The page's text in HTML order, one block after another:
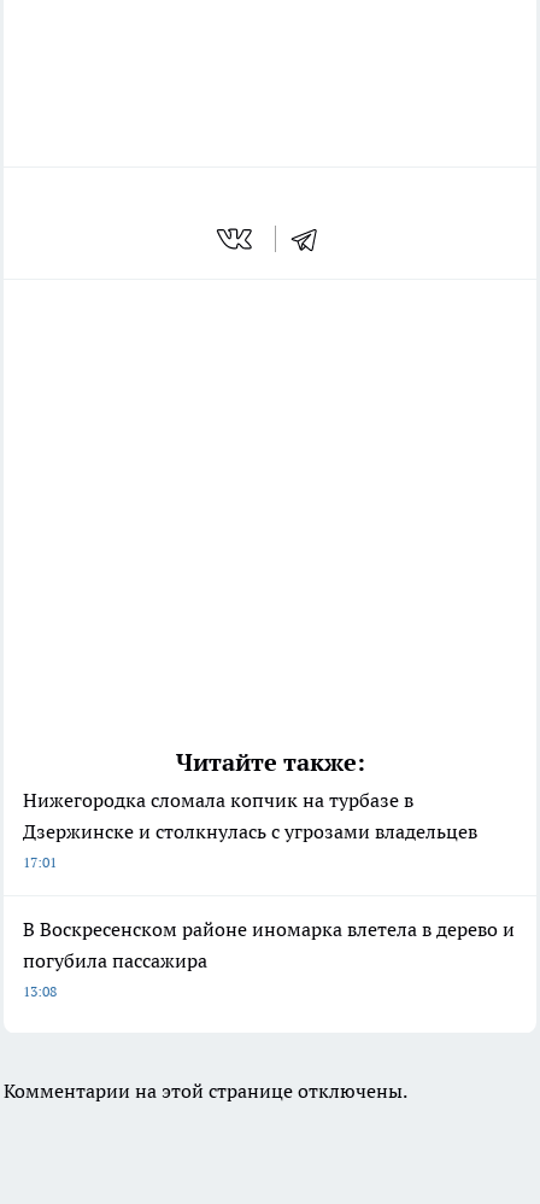
Читайте также:
Нижегородка сломала копчик на турбазе в
Дзержинске и столкнулась с угрозами владельцев
17:01
В Воскресенском районе иномарка влетела в дерево и
погубила пассажира
13:08
Комментарии на этой странице отключены.